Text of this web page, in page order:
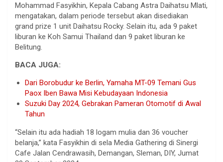
Mohammad Fasyikhin, Kepala Cabang Astra Daihatsu Mlati,
mengatakan, dalam periode tersebut akan disediakan
grand prize 1 unit Daihatsu Rocky. Selain itu, ada 9 paket
liburan ke Koh Samui Thailand dan 9 paket liburan ke
Belitung.
BACA JUGA:
Dari Borobudur ke Berlin, Yamaha MT-09 Temani Gus
Paox Iben Bawa Misi Kebudayaan Indonesia
Suzuki Day 2024, Gebrakan Pameran Otomotif di Awal
Tahun
“Selain itu ada hadiah 18 logam mulia dan 36 voucher
belanja,” kata Fasyikhin di sela Media Gathering di Sinergi
Cafe Jalan Cendrawasih, Demangan, Sleman, DIY, Jumat